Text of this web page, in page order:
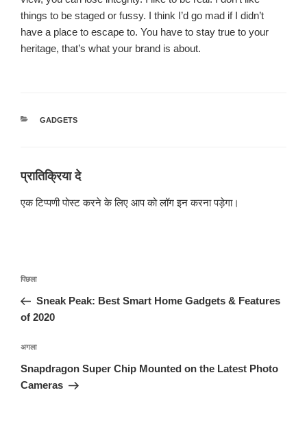
things to be staged or fussy. I think I’d go mad if I didn’t
have a place to escape to. You have to stay true to your
heritage, that’s what your brand is about.
श्रेणियाँ
GADGETS
प्रातिक्रिया दे
एक टिप्पणी पोस्ट करने के लिए आप कोलॉग इनकरना पड़ेगा।
पोस्ट
पिछला
पोस्ट:
पिछला
Sneak Peak: Best Smart Home Gadgets & Features
of 2020
अगली
पोस्ट
अगला
Snapdragon Super Chip Mounted on the Latest Photo
Cameras